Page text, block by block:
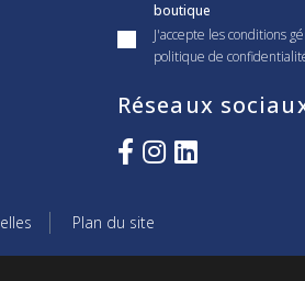
boutique
J'accepte les conditions
politique de
Réseaux
Plan du site